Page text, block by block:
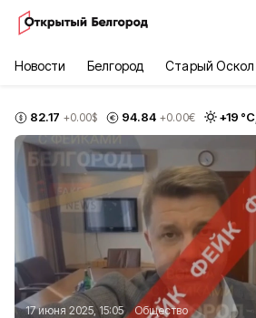
Новости Белгород Старый Оскол
82.17 +0.00$ 94.84 +0.00€ +19 °С,
17 июня 2025, 15:05
Общество